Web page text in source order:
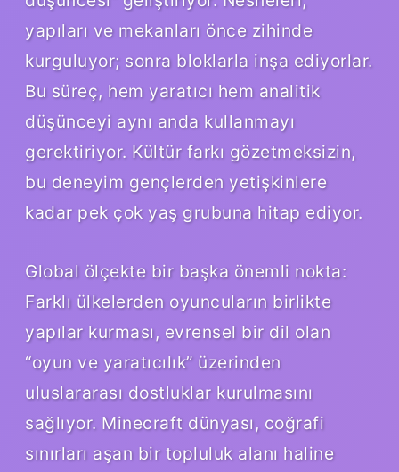
yapıları ve mekanları önce zihinde
kurguluyor; sonra bloklarla inşa ediyorlar.
Bu süreç, hem yaratıcı hem analitik
düşünceyi aynı anda kullanmayı
gerektiriyor. Kültür farkı gözetmeksizin,
bu deneyim gençlerden yetişkinlere
kadar pek çok yaş grubuna hitap ediyor.
Global ölçekte bir başka önemli nokta:
Farklı ülkelerden oyuncuların birlikte
yapılar kurması, evrensel bir dil olan
“oyun ve yaratıcılık” üzerinden
uluslararası dostluklar kurulmasını
sağlıyor. Minecraft dünyası, coğrafi
sınırları aşan bir topluluk alanı haline